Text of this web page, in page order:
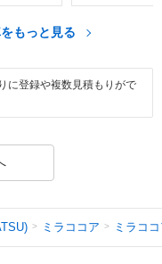
もっと見る
に登録や複数見積もりがで
ミラココア ミラコ